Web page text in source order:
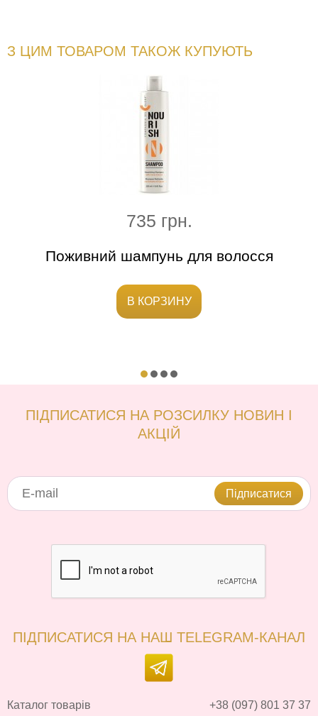
З ЦИМ ТОВАРОМ ТАКОЖ КУПУЮТЬ
735 грн.
Поживний шампунь для волосся
В КОРЗИНУ
ПІДПИСАТИСЯ НА РОЗСИЛКУ НОВИН І
АКЦІЙ
Підписатися
ПІДПИСАТИСЯ НА НАШ TELEGRAM-КАНАЛ
Каталог товарів +38 (097) 801 37 37